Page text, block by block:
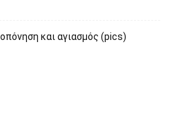
και αγιασμός (pics)